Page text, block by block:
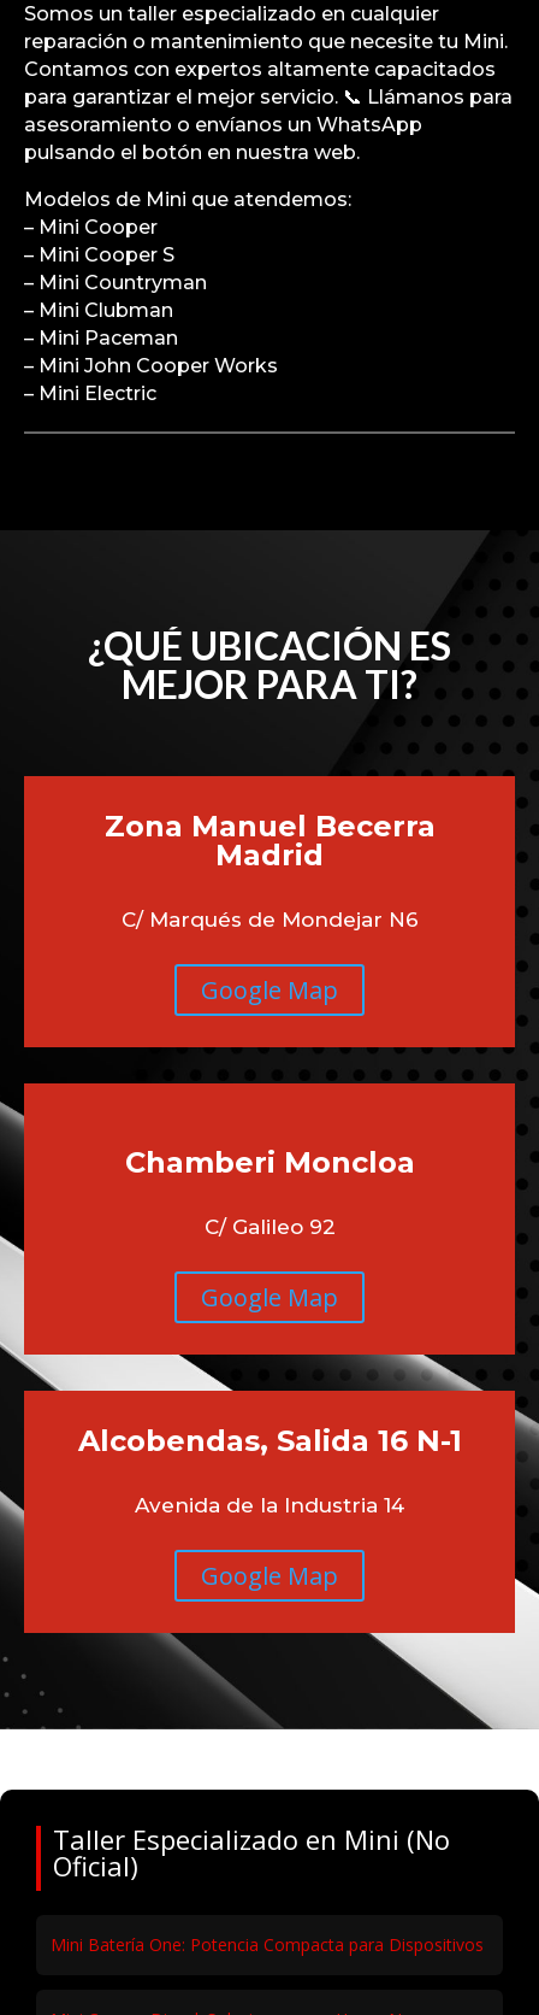
Somos un taller especializado en cualquier
reparación o mantenimiento que necesite tu Mini.
Contamos con expertos altamente capacitados
para garantizar el mejor servicio. 📞 Llámanos para
asesoramiento o envíanos un WhatsApp
pulsando el botón en nuestra web.
Modelos de Mini que atendemos:
– Mini Cooper
– Mini Cooper S
– Mini Countryman
– Mini Clubman
– Mini Paceman
– Mini John Cooper Works
– Mini Electric
¿QUÉ UBICACIÓN ES
MEJOR PARA TI?
Zona Manuel Becerra
Madrid
C/ Marqués de Mondejar N6
Google Map
Chamberi Moncloa
C/ Galileo 92
Google Map
Alcobendas, Salida 16 N-1
Avenida de la Industria 14
Google Map
Taller Especializado en Mini (No
Oficial)
Mini Batería One: Potencia Compacta para Dispositivos